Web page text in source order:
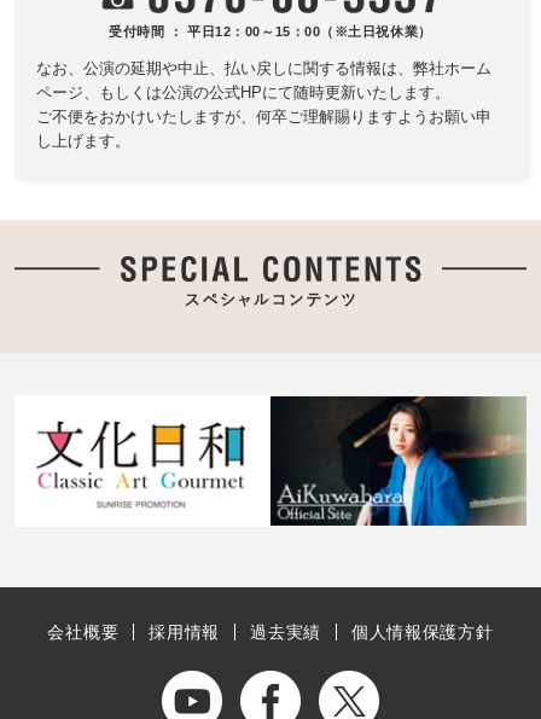
受付時間 ： 平日12：00～15：00（※土日祝休業）
なお、公演の延期や中止、払い戻しに関する情報は、 弊社ホーム
ページ、もしくは公演の公式HPにて随時更新いたします。
ご不便をおかけいたしますが、何卒ご理解賜りますようお願い申
し上げます。
会社概要 採用情報 過去実績 個人情報保護方針